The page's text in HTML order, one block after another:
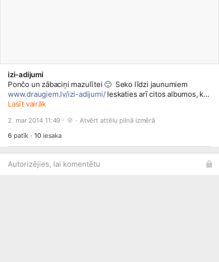
izi-adijumi
Pončo un zābaciņi mazulītei 🙂 Seko līdzi jaunumiem
www.draugiem.lv/izi-adijumi/Ieskaties arī citos albumos, kur
var atrast komplektiņus gan pašiem mazākajiem, gan
krāsu iespējām, lūdzu rakstīt uz profilu vai e-pastu
apinitis[et ]gmail.com
Lasīt vairāk
2. mar 2014 11:49 · · Atvērt attēlu pilnā izmērā
6patīk ·10iesaka
Autorizējies, lai komentētu